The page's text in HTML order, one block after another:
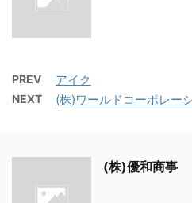
PREV アイク
NEXT (株)ワールドコーポレー
(株)優和商事